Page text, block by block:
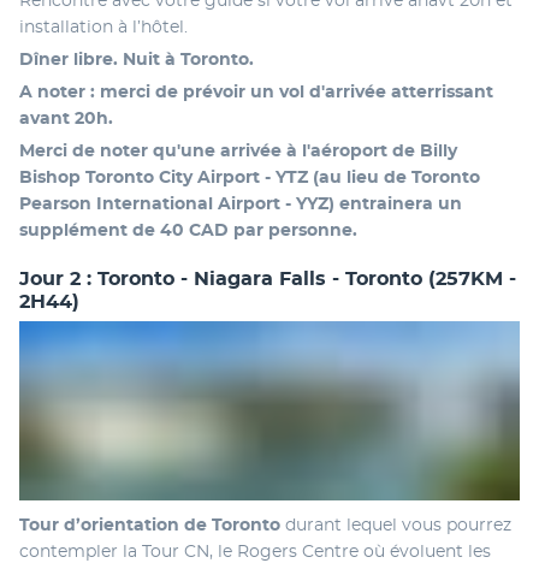
installation à l’hôtel.
Dîner libre. Nuit à Toronto.
A noter : merci de prévoir un vol d'arrivée atterrissant
avant 20h.
Merci de noter qu'une arrivée à l'aéroport de Billy
Bishop Toronto City Airport - YTZ (au lieu de Toronto
Pearson International Airport - YYZ) entrainera un
supplément de 40 CAD par personne.
Jour 2 : Toronto - Niagara Falls - Toronto (257KM -
2H44)
Tour d’orientation de Toronto durant lequel vous pourrez
contempler la Tour CN, le Rogers Centre où évoluent les